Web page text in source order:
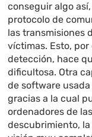
conseguir algo
protocolo de
las transmisiones
víctimas. Esto,
detección, hace
dificultosa. Otra
de software
gracias a la cual
ordenadores de
descubrimiento,